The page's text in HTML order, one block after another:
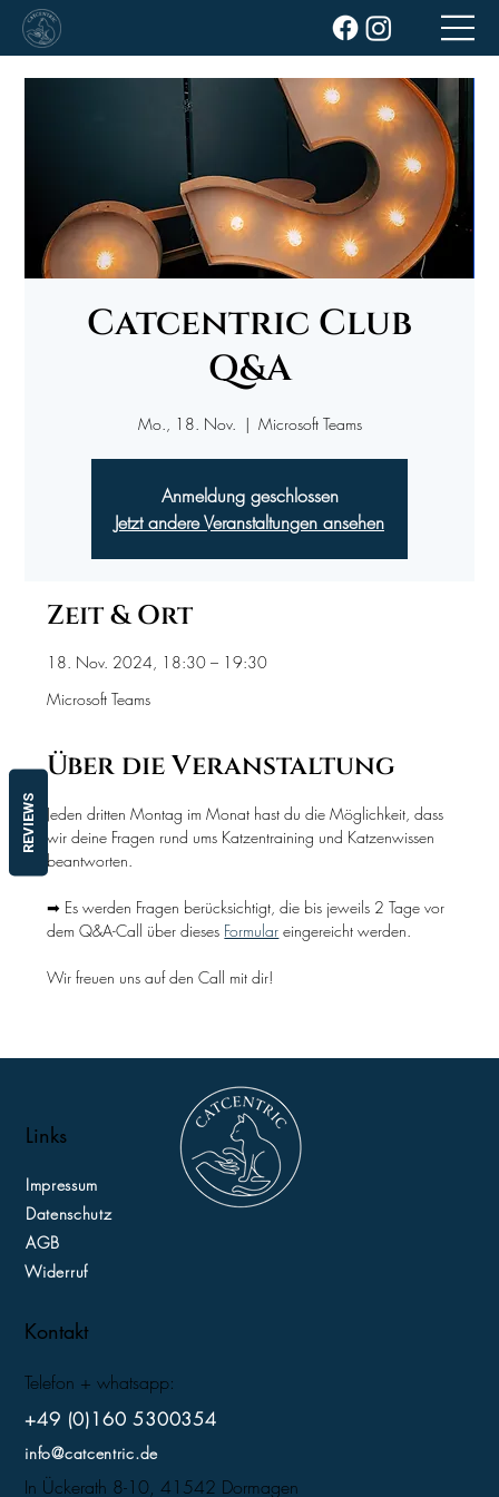
Catcentric Club
Q&A
Mo., 18. Nov.
  |
Microsoft Teams
Anmeldung geschlossen
Jetzt andere Veranstaltungen ansehen
Zeit & Ort
18. Nov. 2024, 18:30 – 19:30
Microsoft Teams
Über die Veranstaltung
Jeden dritten Montag im Monat hast du die Möglichkeit, dass
wir deine Fragen rund ums Katzentraining und Katzenwissen
beantworten.
➡ Es werden Fragen berücksichtigt, die bis jeweils 2 Tage vor
dem Q&A-Call über dieses Formular eingereicht werden.
Wir freuen uns auf den Call mit dir!
Links
Impressum
Datenschutz
AGB
Widerruf
Kontakt
Telefon + whatsapp:
+49 (0)160 5300354
info@catcentric.de
In Ückerath 8-10, 41542 Dormagen
REVIEWS